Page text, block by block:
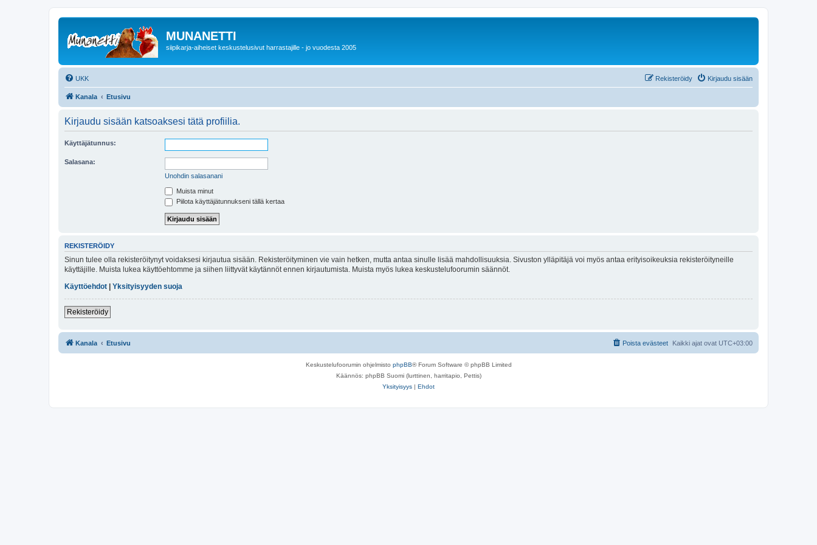
MUNANETTI
siipikarja-aiheiset keskustelusivut harrastajille - jo vuodesta 2005
UKK Kirjaudu sisään
Rekisteröidy
Kanala Etusivu
Kirjaudu sisään katsoaksesi tätä profiilia.
Käyttäjätunnus:
Salasana:
Unohdin salasanani
Muista minut
Piilota käyttäjätunnukseni tällä kertaa
REKISTERÖIDY
Sinun tulee olla rekisteröitynyt voidaksesi kirjautua sisään. Rekisteröityminen vie vain hetken, mutta antaa sinulle lisää mahdollisuuksia. Sivuston ylläpitäjä voi myös antaa erityisoikeuksia rekisteröityneille
käyttäjille. Muista lukea käyttöehtomme ja siihen liittyvät käytännöt ennen kirjautumista. Muista myös lukea keskustelufoorumin säännöt.
Käyttöehdot
Yksityisyyden suoja
Rekisteröidy
Kanala Etusivu Kaikki ajat ovat UTC+03:00
Poista evästeet
Keskustelufoorumin ohjelmisto phpBB® Forum Software © phpBB Limited
Käännös: phpBB Suomi (lurttinen, harritapio, Pettis)
Yksityisyys | Ehdot